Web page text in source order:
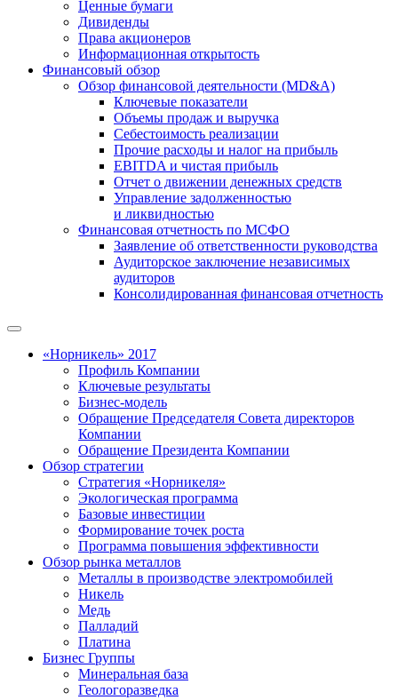
Ценные бумаги
Дивиденды
Права акционеров
Информационная открытость
Финансовый обзор
Обзор финансовой деятельности (MD&A)
Ключевые показатели
Объемы продаж и выручка
Себестоимость реализации
Прочие расходы и налог на прибыль
EBITDA и чистая прибыль
Отчет о движении денежных средств
Управление задолженностью
и ликвидностью
Финансовая отчетность по МСФО
Заявление об ответственности руководства
Аудиторское заключение независимых
аудиторов
Консолидированная финансовая отчетность
«Норникель» 2017
Профиль Компании
Ключевые результаты
Бизнес-модель
Обращение Председателя Совета директоров
Компании
Обращение Президента Компании
Обзор стратегии
Стратегия «Норникеля»
Экологическая программа
Базовые инвестиции
Формирование точек роста
Программа повышения эффективности
Обзор рынка металлов
Металлы в производстве электромобилей
Никель
Медь
Палладий
Платина
Бизнес Группы
Минеральная база
Геологоразведка